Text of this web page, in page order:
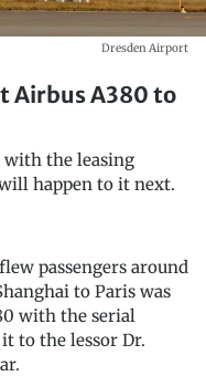
Dresden Airport
Airbus A380 to
with the leasing
happen to it next.
passengers around
to Paris was
with the serial
to the lessor Dr.